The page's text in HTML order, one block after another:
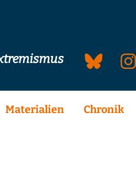
Materialien Chronik